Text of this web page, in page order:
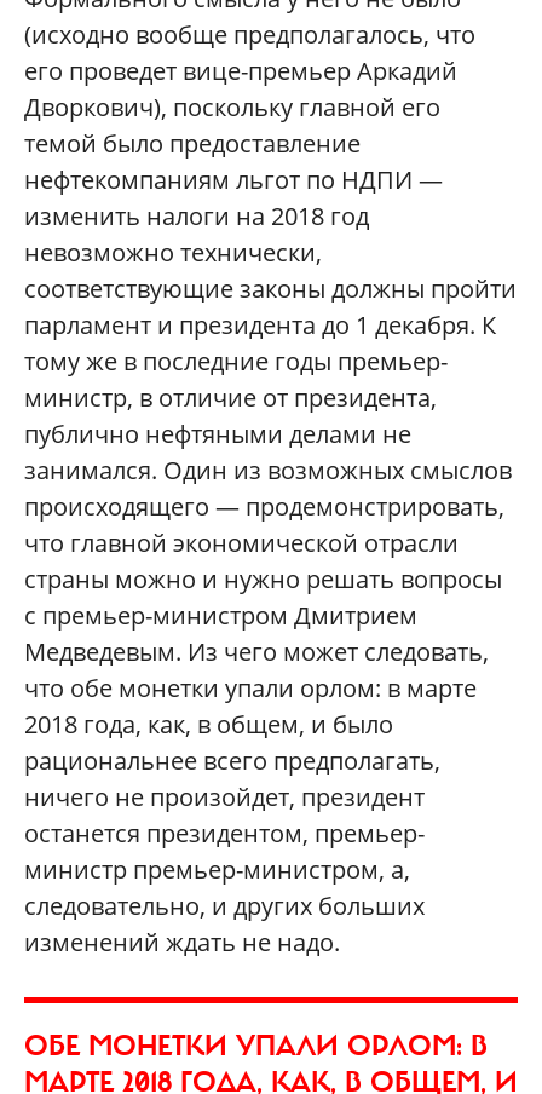
(исходно вообще предполагалось, что
его проведет вице-премьер Аркадий
Дворкович), поскольку главной его
темой было предоставление
нефтекомпаниям льгот по НДПИ —
изменить налоги на 2018 год
невозможно технически,
соответствующие законы должны пройти
парламент и президента до 1 декабря. К
тому же в последние годы премьер-
министр, в отличие от президента,
публично нефтяными делами не
занимался. Один из возможных смыслов
происходящего — продемонстрировать,
что главной экономической отрасли
страны можно и нужно решать вопросы
с премьер-министром Дмитрием
Медведевым. Из чего может следовать,
что обе монетки упали орлом: в марте
2018 года, как, в общем, и было
рациональнее всего предполагать,
ничего не произойдет, президент
останется президентом, премьер-
министр премьер-министром, а,
следовательно, и других больших
изменений ждать не надо.
ОБЕ МОНЕТКИ УПАЛИ ОРЛОМ: В
МАРТЕ 2018 ГОДА, КАК, В ОБЩЕМ, И